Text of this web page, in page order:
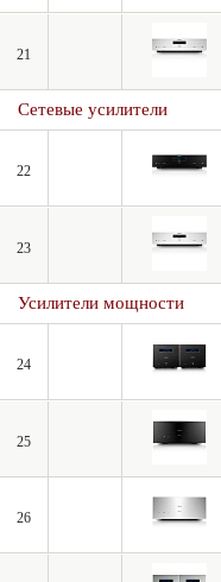
21
Сетевые усилители
22
23
Усилители мощности
24
25
26